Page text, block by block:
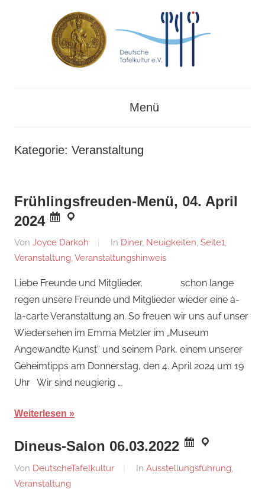
e.V.
Tafelkultur
Menü
Kategorie: Veranstaltung
Frühlingsfreuden-Menü, 04. April
2024
Am
28.
2024
Von Joyce Darkoh In Diner, Neuigkeiten, Seite1,
Veranstaltung, Veranstaltungshinweis
Liebe Freunde und Mitglieder, schon lange
regen unsere Freunde und Mitglieder wieder eine à-
la-carte Veranstaltung an. So freuen wir uns auf unser
Wiedersehen im Emma Metzler im „Museum
Angewandte Kunst“ und seinem Park, einem unserer
Geheimtipps am Donnerstag, den 4. April 2024 um 19
Uhr Wir sind neugierig …
Weiterlesen
Dineus-Salon 06.03.2022
Am
19.
Von DeutscheTafelkultur In Ausstellungsführung
Veranstaltung